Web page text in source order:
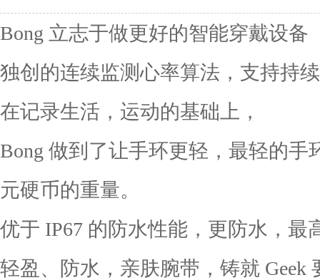
Bong 立志于做更好的智能穿戴设备
独创的连续监测心率算法，支持持
在记录生活，运动的基础上，
Bong 做到了让手环更轻，最轻的手
元硬币的重量。
优于 IP67 的防水性能，更防水，最
轻盈、防水，亲肤腕带，铸就 Geek